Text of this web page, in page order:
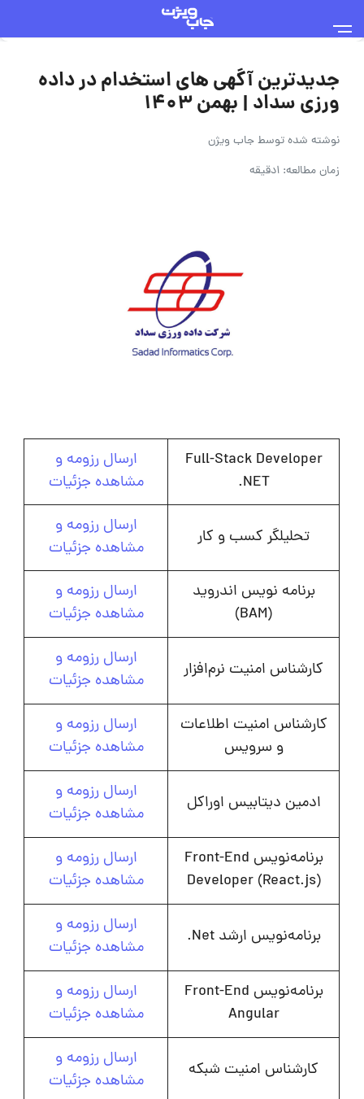
جدیدترین آگهی های استخدام در داده
ورزی سداد | بهمن ۱۴۰۳
نوشته شده توسطجاب ویژن
زمان مطالعه: 1دقیقه
Full-Stack Developer
.NET
ارسال رزومه و
مشاهده جزئیات
تحلیلگر کسب و کار
ارسال رزومه و
مشاهده جزئیات
برنامه نویس اندروید
(BAM)
ارسال رزومه و
مشاهده جزئیات
کارشناس امنیت نرم‌افزار
ارسال رزومه و
مشاهده جزئیات
کارشناس امنیت اطلاعات
و سرویس
ارسال رزومه و
مشاهده جزئیات
ادمین دیتابیس اوراکل
ارسال رزومه و
مشاهده جزئیات
برنامه‌نویس Front-End
Developer (React.js)
ارسال رزومه و
مشاهده جزئیات
برنامه‌نویس ارشد Net.
ارسال رزومه و
مشاهده جزئیات
برنامه‌نویس Front-End
Angular
ارسال رزومه و
مشاهده جزئیات
کارشناس امنیت شبکه
ارسال رزومه و
مشاهده جزئیات